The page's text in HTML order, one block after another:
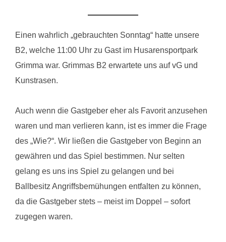
Einen wahrlich „gebrauchten Sonntag“ hatte unsere
B2, welche 11:00 Uhr zu Gast im Husarensportpark
Grimma war. Grimmas B2 erwartete uns auf vG und
Kunstrasen.
Auch wenn die Gastgeber eher als Favorit anzusehen
waren und man verlieren kann, ist es immer die Frage
des „Wie?“. Wir ließen die Gastgeber von Beginn an
gewähren und das Spiel bestimmen. Nur selten
gelang es uns ins Spiel zu gelangen und bei
Ballbesitz Angriffsbemühungen entfalten zu können,
da die Gastgeber stets – meist im Doppel – sofort
zugegen waren.